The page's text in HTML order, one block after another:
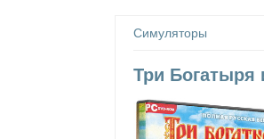
Симуляторы
Три Богатыря